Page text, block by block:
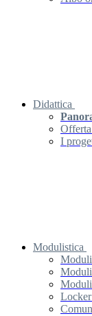
Didattica
I
Modulistica